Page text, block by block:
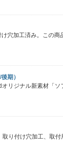
穴加工済み。この商
期）
リジナル新素材「
り付け穴加工、取